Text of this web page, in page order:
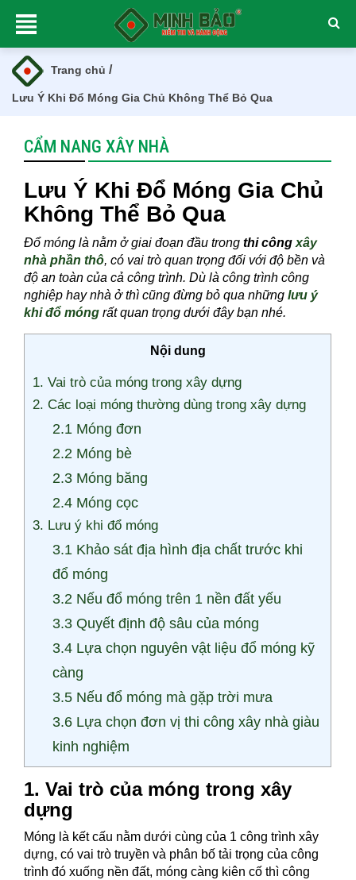
Trang chủ /
Lưu Ý Khi Đổ Móng Gia Chủ Không Thể Bỏ Qua
CẨM NANG XÂY NHÀ
Lưu Ý Khi Đổ Móng Gia Chủ
Không Thể Bỏ Qua
Đổ móng là nằm ở giai đoạn đầu trong thi công xây
nhà phần thô, có vai trò quan trọng đối với độ bền và
độ an toàn của cả công trình. Dù là công trình công
nghiệp hay nhà ở thì cũng đừng bỏ qua những lưu ý
khi đổ móng rất quan trọng dưới đây bạn nhé.
Nội dung
1. Vai trò của móng trong xây dựng
2. Các loại móng thường dùng trong xây dựng
2.1 Móng đơn
2.2 Móng bè
2.3 Móng băng
2.4 Móng cọc
3. Lưu ý khi đổ móng
3.1 Khảo sát địa hình địa chất trước khi
đổ móng
3.2 Nếu đổ móng trên 1 nền đất yếu
3.3 Quyết định độ sâu của móng
3.4 Lựa chọn nguyên vật liệu đổ móng kỹ
càng
3.5 Nếu đổ móng mà gặp trời mưa
3.6 Lựa chọn đơn vị thi công xây nhà giàu
kinh nghiệm
1. Vai trò của móng trong xây
dựng
Móng là kết cấu nằm dưới cùng của 1 công trình xây
dựng, có vai trò truyền và phân bố tải trọng của công
trình đó xuống nền đất, móng càng kiên cố thì công